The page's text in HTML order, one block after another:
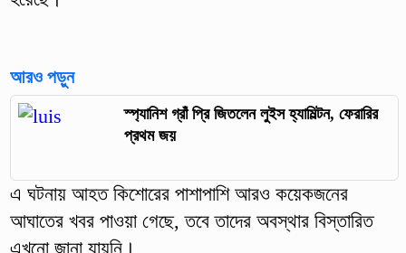
আরও পড়ুন
স্প্যানিশ গ্রাঁ প্রি জিতলেন লুইস হ্যামিল্টন, ফেরারির
প্রথম জয়
এ ঘটনায় আহত কিশোরের পাশাপাশি আরও কয়েকজনের
আঘাতের খবর পাওয়া গেছে, তবে তাদের অবস্থার বিস্তারিত
এখনো জানা যায়নি।